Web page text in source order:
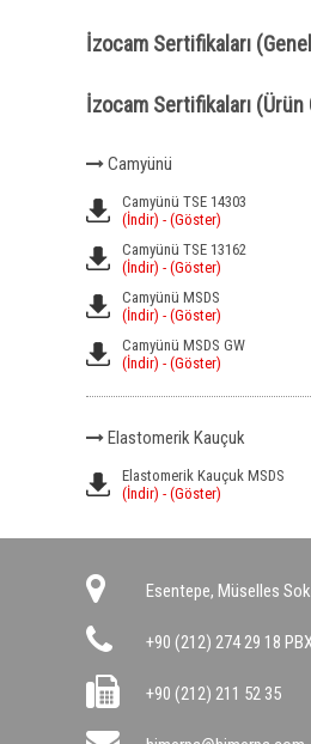
İzocam Sertifikaları
İzocam Sertifikaları (Ürün
Camyünü
Camyünü TSE 14303
(İndir) - (Göster)
Camyünü TSE 13162
(İndir) - (Göster)
Camyünü MSDS
(İndir) - (Göster)
Camyünü MSDS GW
(İndir) - (Göster)
Elastomerik Kauçuk
Elastomerik Kauçuk MSDS
(İndir) - (Göster)
Esentepe, Müselles
+90 (212) 274 29 18
+90 (212) 211 52 35